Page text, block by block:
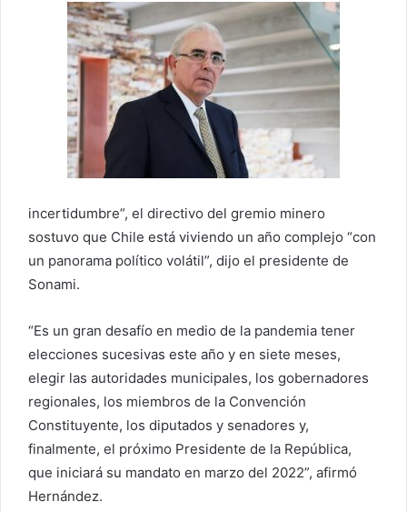
incertidumbre”, el directivo del gremio minero
sostuvo que Chile está viviendo un año complejo “con
un panorama político volátil”, dijo el presidente de
Sonami.
“Es un gran desafío en medio de la pandemia tener
elecciones sucesivas este año y en siete meses,
elegir las autoridades municipales, los gobernadores
regionales, los miembros de la Convención
Constituyente, los diputados y senadores y,
finalmente, el próximo Presidente de la República,
que iniciará su mandato en marzo del 2022”, afirmó
Hernández.